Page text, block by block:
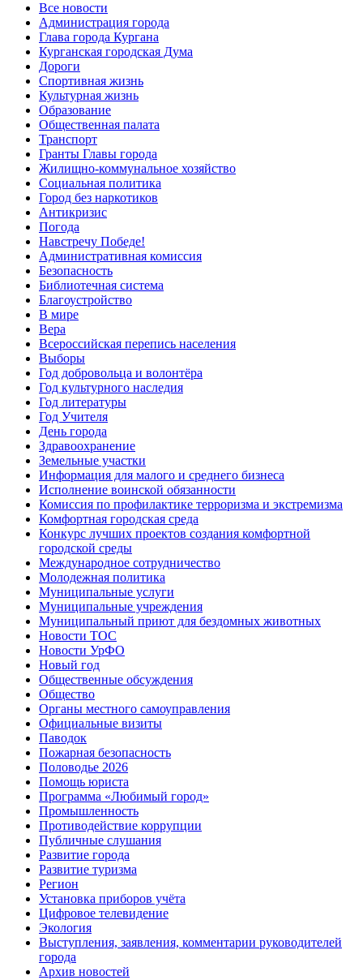
Все новости
Администрация города
Глава города Кургана
Курганская городская Дума
Дороги
Спортивная жизнь
Культурная жизнь
Образование
Общественная палата
Транспорт
Гранты Главы города
Жилищно-коммунальное хозяйство
Социальная политика
Город без наркотиков
Антикризис
Погода
Навстречу Победе!
Административная комиссия
Безопасность
Библиотечная система
Благоустройство
В мире
Вера
Всероссийская перепись населения
Выборы
Год добровольца и волонтёра
Год культурного наследия
Год литературы
Год Учителя
День города
Здравоохранение
Земельные участки
Информация для малого и среднего бизнеса
Исполнение воинской обязанности
Комиссия по профилактике терроризма и экстремизма
Комфортная городская среда
Конкурс лучших проектов создания комфортной
городской среды
Международное сотрудничество
Молодежная политика
Муниципальные услуги
Муниципальные учреждения
Муниципальный приют для бездомных животных
Новости ТОС
Новости УрФО
Новый год
Общественные обсуждения
Общество
Органы местного самоуправления
Официальные визиты
Паводок
Пожарная безопасность
Половодье 2026
Помощь юриста
Программа «Любимый город»
Промышленность
Противодействие коррупции
Публичные слушания
Развитие города
Развитие туризма
Регион
Установка приборов учёта
Цифровое телевидение
Экология
Выступления, заявления, комментарии руководителей
города
Архив новостей